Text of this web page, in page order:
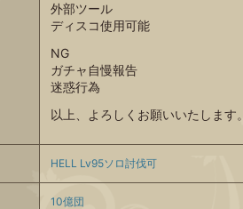
外部ツール
ディスコ使用可能
NG
ガチャ自慢報告
迷惑行為
以上、よろしくお願いいたします。
HELL Lv95ソロ討伐可
10億団